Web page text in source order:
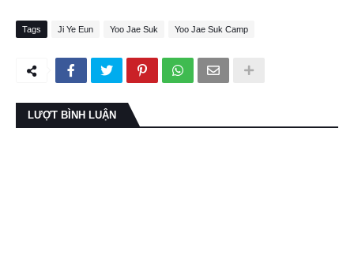
Tags Ji Ye Eun Yoo Jae Suk Yoo Jae Suk Camp
LƯỢT BÌNH LUẬN